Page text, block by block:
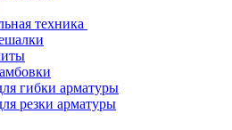
техника
гибки арматуры
резки арматуры